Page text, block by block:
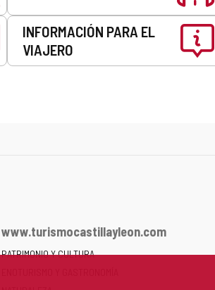
INFORMACIÓN PARA EL
VIAJERO
www.turismocastillayleon.com
PATRIMONIO Y CULTURA